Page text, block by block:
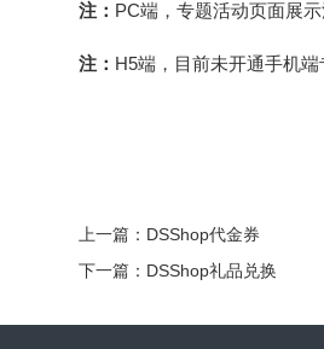
注： PC端，专题活动页面展示
注： H5端，目前未开通手机
上一篇： DSShop代金券
下一篇： DSShop礼品兑换